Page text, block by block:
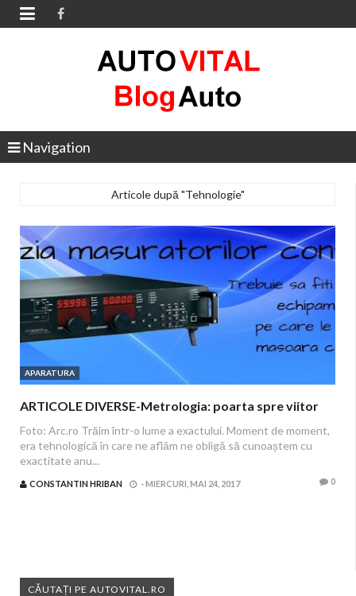

Navigation
Articole după "Tehnologie"
APARATURA
ARTICOLE DIVERSE-Metrologia: poarta spre viitor
Foto: Arc.ro Trăim într-o lume a exactului. Moment de moment,
era tehnologică în care ne aflăm ne obligă să cunoaștem cu
exactitate anu...
CONSTANTIN HRIBAN -MIERCURI, MAI 24, 2017 0
CĂUTAȚI PE AUTOVITAL.RO